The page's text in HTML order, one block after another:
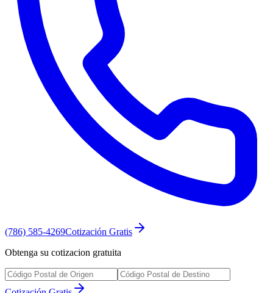
(786) 585-4269Cotización Gratis
Obtenga su cotizacion gratuita